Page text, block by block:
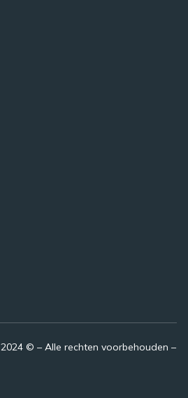
© – Alle rechten voorbehouden –